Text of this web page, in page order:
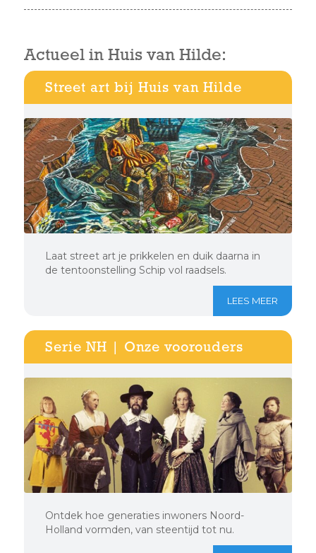
Actueel in Huis van Hilde:
Street art bij Huis van Hilde
Laat street art je prikkelen en duik daarna in
de tentoonstelling Schip vol raadsels.
LEES MEER
Serie NH | Onze voorouders
Ontdek hoe generaties inwoners Noord-
Holland vormden, van steentijd tot nu.